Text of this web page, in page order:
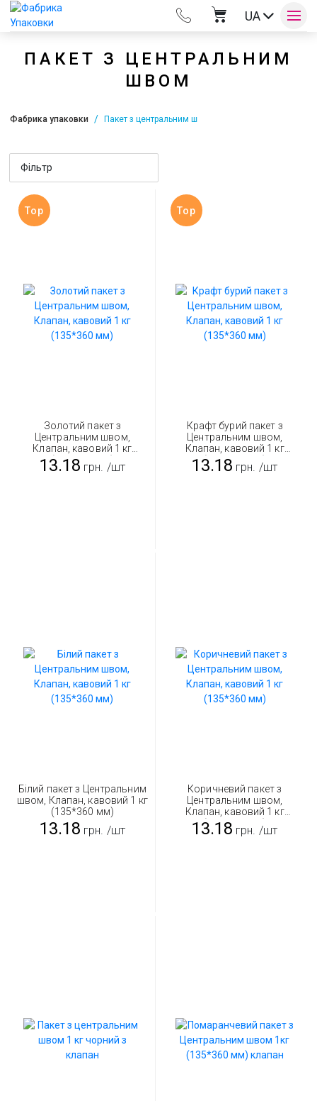
UA
Контакти
ПАКЕТ З ЦЕНТРАЛЬНИМ
ШВОМ
Фабрика упаковки Пакет з центральним швом
Фільтр
Top
Золотий пакет з
Центральним швом,
Клапан, кавовий 1 кг
(135*360 мм)
13.18 грн. /шт
Top
Крафт бурий пакет з
Центральним швом,
Клапан, кавовий 1 кг
(135*360 мм)
13.18 грн. /шт
Білий пакет з Центральним
швом, Клапан, кавовий 1 кг
(135*360 мм)
13.18 грн. /шт
Коричневий пакет з
Центральним швом,
Клапан, кавовий 1 кг
(135*360 мм)
13.18 грн. /шт